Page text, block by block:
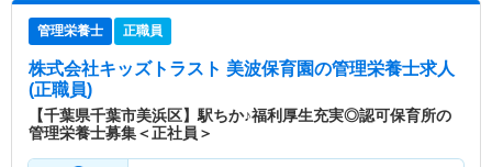
管理栄養士 正職員
株式会社キッズトラスト 美波保育園の管理栄養士求人
(正職員)
【千葉県千葉市美浜区】駅ちか♪福利厚生充実◎認可保育所の
管理栄養士募集＜正社員＞